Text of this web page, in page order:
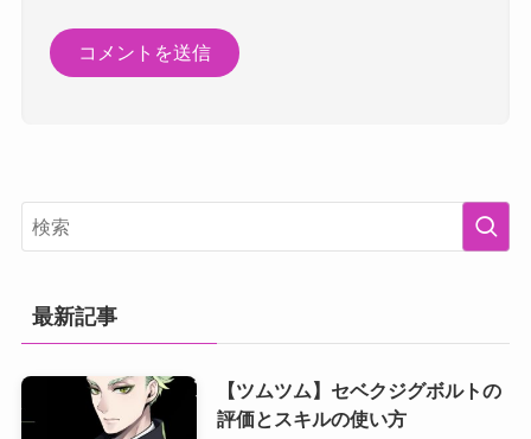
最新記事
【ツムツム】セベクジグボルトの
評価とスキルの使い方